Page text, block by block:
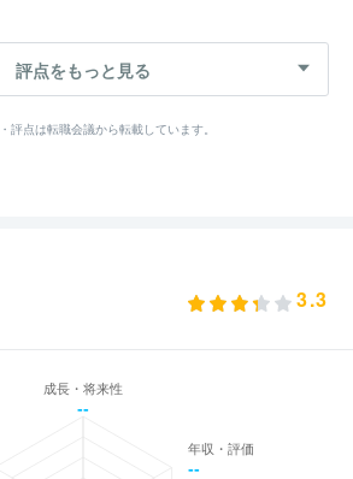
評点をもっと見る
評点は転職会議から転載しています。
3.3
成長・将来性
--
年収・評価
--